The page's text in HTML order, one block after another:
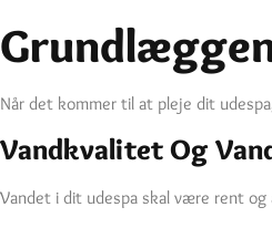
Når det kommer til at pleje dit
Vandkvalitet Og
Vandet i dit udespa skal være rent og